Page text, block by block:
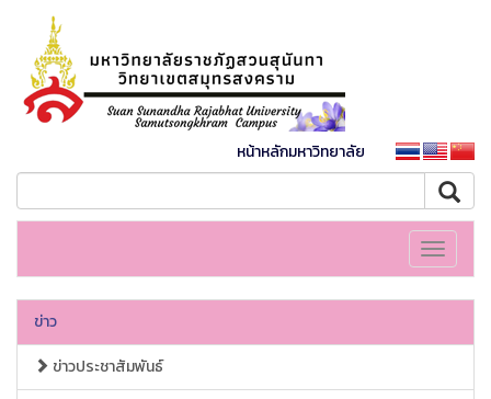
หน้าหลักมหาวิทยาลัย
Toggle
ข่าว
ข่าวประชาสัมพันธ์